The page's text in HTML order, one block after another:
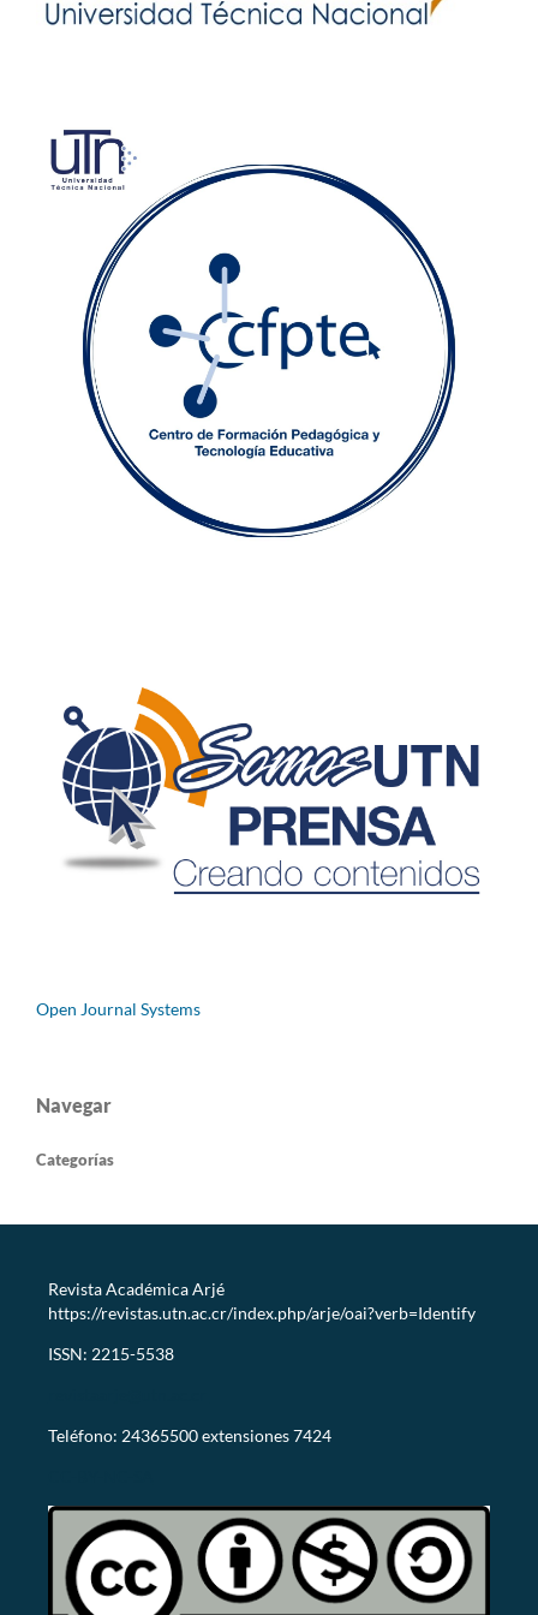
Open Journal Systems
Navegar
Categorías
Revista Académica Arjé
https://revistas.utn.ac.cr/index.php/arje/oai?verb=Identify
ISSN: 2215-5538
Teléfono: 24365500 extensiones 7424